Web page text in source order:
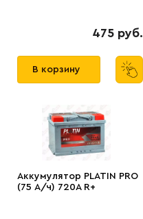
475 руб.
В корзину
Аккумулятор PLATIN PRO
(75 А/ч) 720A R+